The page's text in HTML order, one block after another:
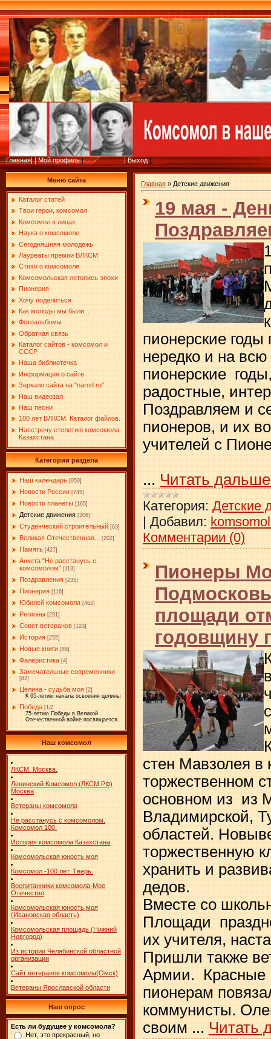
Главная||Мой профиль|Регистрация|Выход|Вход
Меню сайта
Каталог статей
Твои герои, комсомол
Комсомол в лицах
Наука о комсомоле
Сегодняшняя молодежь
Лауреаты премии ВЛКСМ
Стихи о комсомоле
Комсомольская летопись эпохи
Пионерия
Хочу поделиться
Как молоды мы были...
Фотоальбомы
Обратная связь
Каталог сайтов - комсомол и
СССР
Наша библиотечка
Информация о сайте
Зеркало сайта на "narоd.ru"
Наш видеозал
Наш песни
100 лет ВЛКСМ. Каталог файлов.
Навстречу столетию комсомола
Казахстана
Категории раздела
Наш календарь [959]
Новости России [745]
Новости планеты [165]
Детские движения [206]
Студенческий строительный [63]
Великая Отечественная... [202]
Память [427]
Анкета "Не расстанусь с
комсомолом" [113]
Поздравления [235]
Пионерия [116]
Юбилей комсомола [462]
Регионы [291]
Совет ветеранов [123]
История [255]
Новые книги [85]
Фалеристика [4]
Замечательные современники
[82]
Целина - судьба моя [2]
К 65-летию начала освоения целины
Победа [14]
75-летию Победы в Великой
Отечественной войне посвящается.
Наш комсомол
ЛКСМ. Москва.
Ленинский Комсомол (ЛКСМ РФ)
Москва
Ветераны комсомола
Не расстанусь с комсомолом.
Комсомол 100.
История комсомола Казахстана
Комсомольская юность моя
Комсомол -100 лет. Тверь.
Воспитанники комсомола-Мое
Отечество
Комсомольская юность моя
(Ивановская область)
Комсомольская площадь (Нижний
Новгород)
Из истории Челябинской областной
организации
Сайт ветеранов комсомола(Омск)
Ветераны Ярославской области
Наш опрос
Есть ли будущее у комсомола?
Нет, это прекрасный, но
Главная » Детские движения
19 мая -
пионерские
нередко и на
пионерские
радостные,
Поздравляем и
пионеров, и их
учителей с
... Читать
Категория: Детские
| Добавил:
Комментарии (0)
Пионеры
площади
годовщину
стен Мавзолея в
торжественном
основном из из
Владимирской,
областей.
торжественную
хранить и
дедов.
Вместе со
Площади
их учителя,
Пришли также
Армии. Красные
пионерам
коммунисты.
своим ... Читать